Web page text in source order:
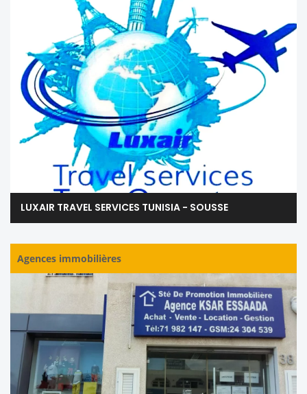
LUXAIR TRAVEL SERVICES TUNISIA - SOUSSE
Agences immobilières